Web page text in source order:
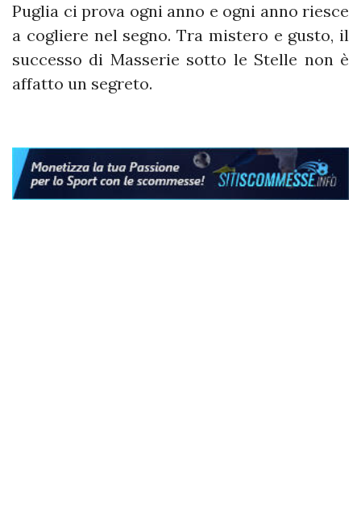
Puglia ci prova ogni anno e ogni anno riesce
a cogliere nel segno. Tra mistero e gusto, il
successo di Masserie sotto le Stelle non è
affatto un segreto.